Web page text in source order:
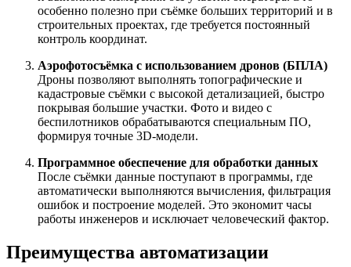
особенно полезно при съёмке больших территорий и в
строительных проектах, где требуется постоянный
контроль координат.
Аэрофотосъёмка с использованием дронов (БПЛА)
Дроны позволяют выполнять топографические и
кадастровые съёмки с высокой детализацией, быстро
покрывая большие участки. Фото и видео с
беспилотников обрабатываются специальным ПО,
формируя точные 3D-модели.
Программное обеспечение для обработки данных
После съёмки данные поступают в программы, где
автоматически выполняются вычисления, фильтрация
ошибок и построение моделей. Это экономит часы
работы инженеров и исключает человеческий фактор.
Преимущества автоматизации